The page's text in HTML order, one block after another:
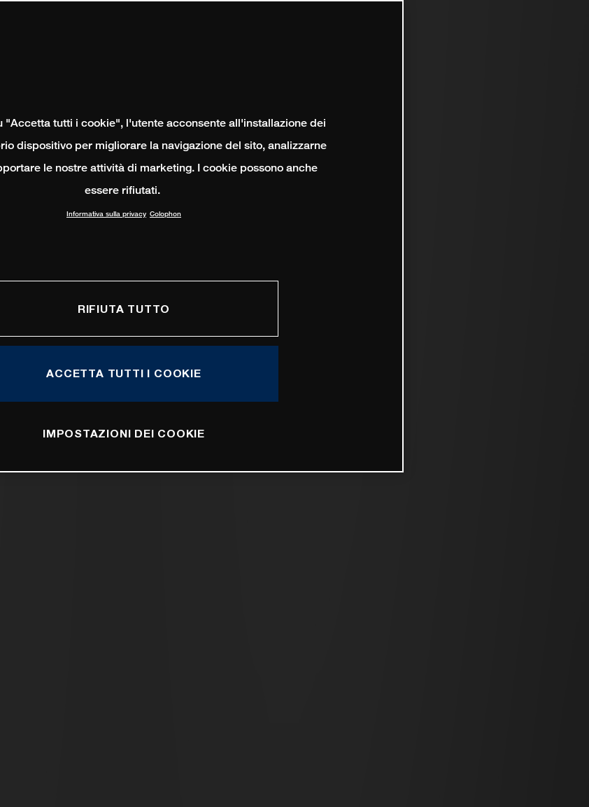
"Accetta tutti i cookie", l'utente acconsente all'installazione dei
dispositivo per migliorare la navigazione del sito, analizzarne
le nostre attività di marketing. I cookie possono anche
essere rifiutati.
Informativa sulla privacy Colophon
RIFIUTA TUTTO
ACCETTA TUTTI I COOKIE
IMPOSTAZIONI DEI COOKIE